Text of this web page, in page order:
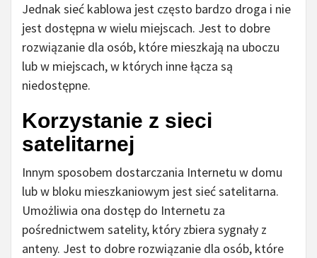
Jednak sieć kablowa jest często bardzo droga i nie
jest dostępna w wielu miejscach. Jest to dobre
rozwiązanie dla osób, które mieszkają na uboczu
lub w miejscach, w których inne łącza są
niedostępne.
Korzystanie z sieci
satelitarnej
Innym sposobem dostarczania Internetu w domu
lub w bloku mieszkaniowym jest sieć satelitarna.
Umożliwia ona dostęp do Internetu za
pośrednictwem satelity, który zbiera sygnały z
anteny. Jest to dobre rozwiązanie dla osób, które